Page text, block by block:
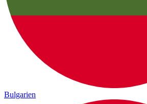
Bulgarien